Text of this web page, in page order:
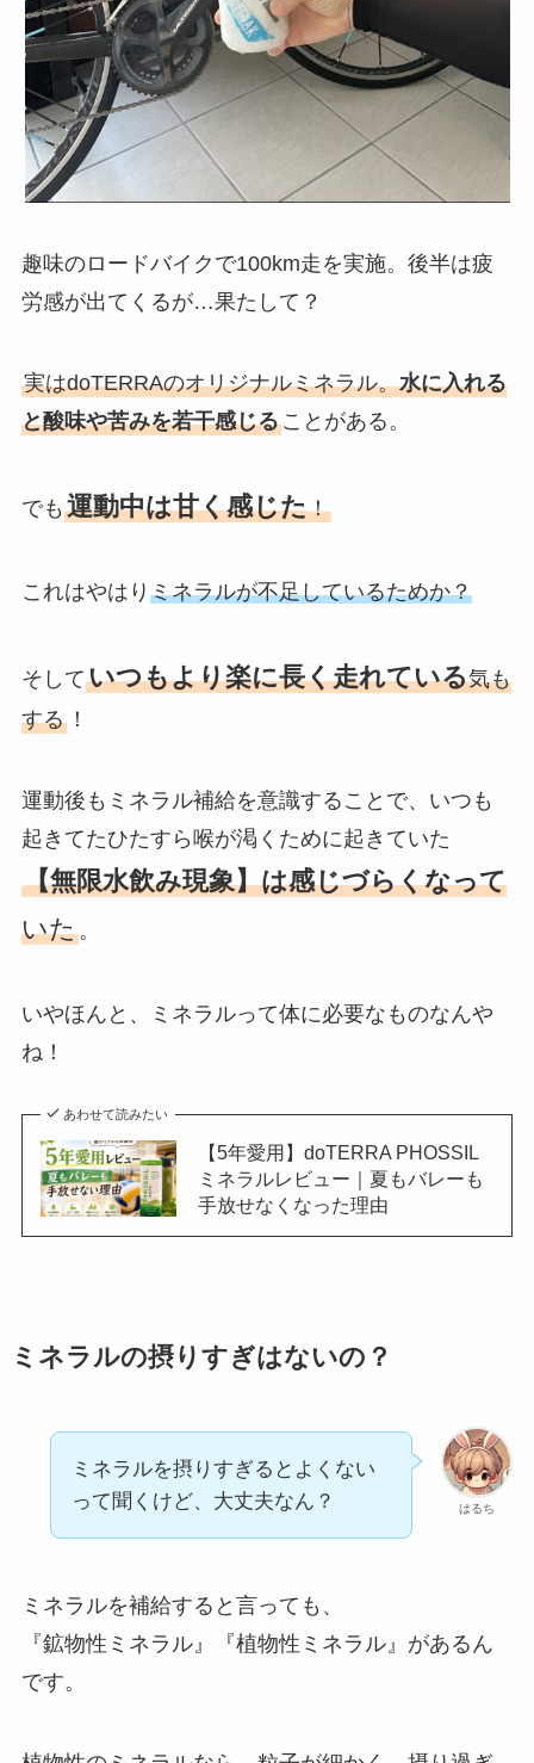
趣味のロードバイクで100km走を実施。後半は疲
労感が出てくるが…果たして？
実はdoTERRAのオリジナルミネラル。水に入れる
と酸味や苦みを若干感じることがある。
でも 運動中は甘く感じた！
これはやはり ミネラルが不足しているためか？
そしていつもより楽に長く走れている気も
する！
運動後もミネラル補給を意識することで、いつも
起きてたひたすら喉が渇くために起きていた
【無限水飲み現象】は感じづらくなって
いた。
いやほんと、ミネラルって体に必要なものなんや
ね！
あわせて読みたい
【5年愛用】doTERRA PHOSSIL
ミネラルレビュー｜夏もバレーも
手放せなくなった理由
ミネラルの摂りすぎはないの？
はるち
ミネラルを摂りすぎるとよくない
って聞くけど、大丈夫なん？
ミネラルを補給すると言っても、
『鉱物性ミネラル』『植物性ミネラル』があるん
です。